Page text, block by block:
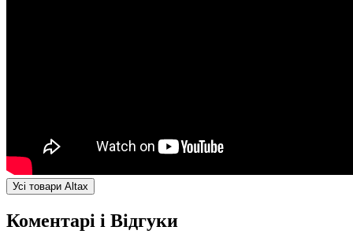
Усі товари Altax
Коментарі і Відгуки